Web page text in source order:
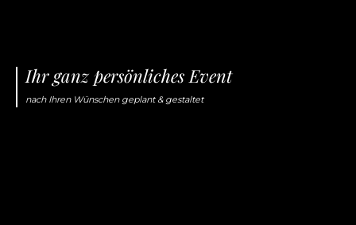
Ihr ganz persönliches Event
nach Ihren Wünschen geplant & gestaltet